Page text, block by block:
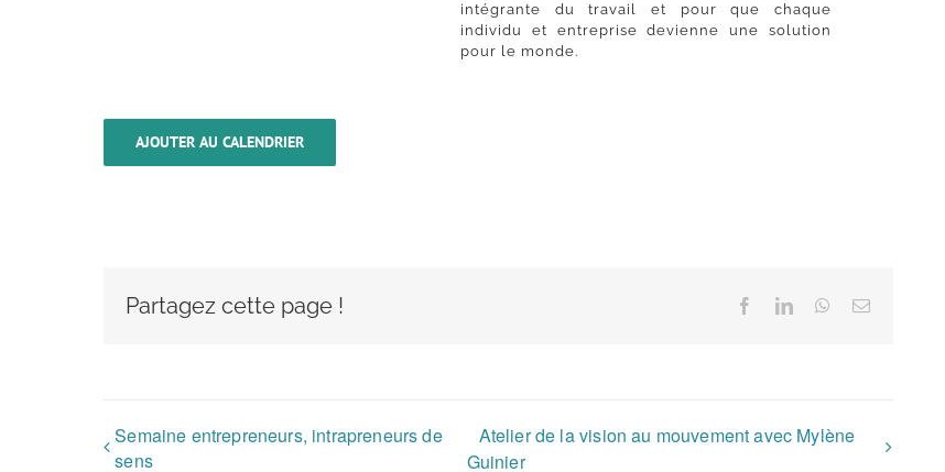
intégrante du travail et pour que chaque
individu et entreprise devienne une solution
pour le monde.
AJOUTER AU CALENDRIER
Partagez cette page ! FacebookLinkedInWhatsApp
Email
Semaine entrepreneurs, intrapreneurs de
sens
Atelier de la vision au mouvement avec Mylène
Guinier